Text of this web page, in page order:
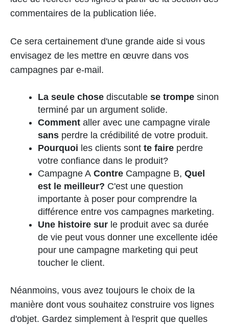
commentaires de la publication liée.
Ce sera certainement d'une grande aide si vous
envisagez de les mettre en œuvre dans vos
campagnes par e-mail.
La seule chose discutable se trompe sinon
terminé par un argument solide.
Comment aller avec une campagne virale
sans perdre la crédibilité de votre produit.
Pourquoi les clients sont te faire perdre
votre confiance dans le produit?
Campagne A Contre Campagne B, Quel
est le meilleur? C'est une question
importante à poser pour comprendre la
différence entre vos campagnes marketing.
Une histoire sur le produit avec sa durée
de vie peut vous donner une excellente idée
pour une campagne marketing qui peut
toucher le client.
Néanmoins, vous avez toujours le choix de la
manière dont vous souhaitez construire vos lignes
d'objet. Gardez simplement à l'esprit que quelles